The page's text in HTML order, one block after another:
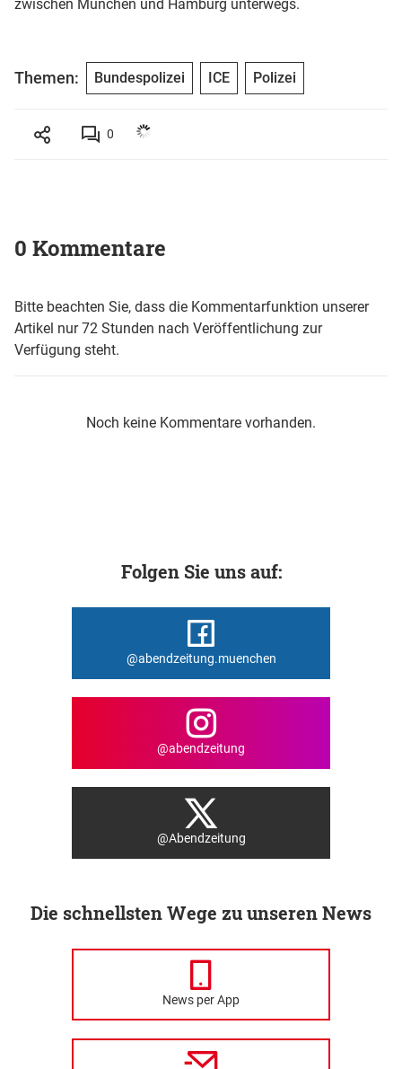
zwischen München und Hamburg unterwegs.
Themen: Bundespolizei ICE Polizei
0
0 Kommentare
Bitte beachten Sie, dass die Kommentarfunktion unserer
Artikel nur 72 Stunden nach Veröffentlichung zur
Verfügung steht.
Noch keine Kommentare vorhanden.
Folgen Sie uns auf:
@abendzeitung.muenchen
@abendzeitung
@Abendzeitung
Die schnellsten Wege zu unseren News
News per App